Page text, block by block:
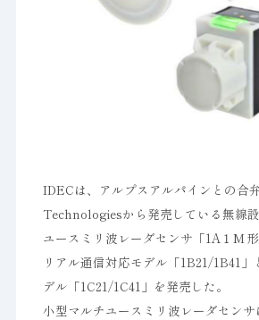
IDECは、アルプスアルパインとの合
Technologiesから発売している無線
ユースミリ波レーダセンサ「1A１M
リアル通信対応モデル「1B21/1B41
デル「1C21/1C41」を発売した。
小型マルチユースミリ波レーダセン